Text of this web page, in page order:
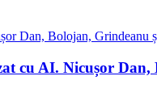
cu AI. Nicușor